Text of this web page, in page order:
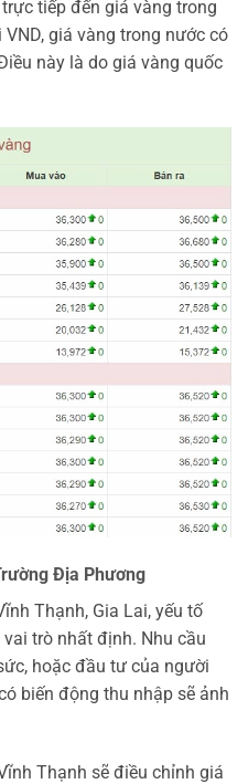
tiếp đến giá vàng trong
giá vàng trong nước có
này là do giá vàng quốc
Địa Phương
Thạnh, Gia Lai, yếu tố
trò nhất định. Nhu cầu
hoặc đầu tư của người
biến động thu nhập sẽ ảnh
Thạnh sẽ điều chỉnh giá